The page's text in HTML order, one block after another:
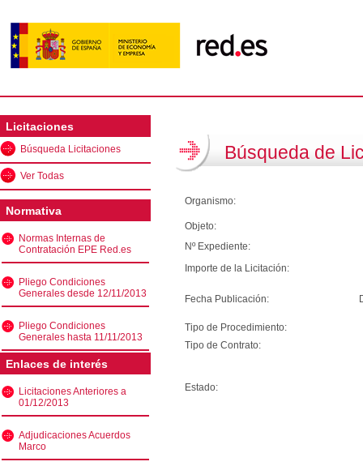
Licitaciones
Búsqueda Licitaciones
Ver Todas
Normativa
Normas Internas de
Contratación EPE Red.es
Pliego Condiciones
Generales desde 12/11/2013
Pliego Condiciones
Generales hasta 11/11/2013
Enlaces de interés
Licitaciones Anteriores a
01/12/2013
Adjudicaciones Acuerdos
Marco
Búsqueda de
Organismo:
Objeto:
Nº Expediente:
Importe de la Licitación:
Fecha Publicación:
Tipo de Procedimiento:
Tipo de Contrato:
Estado: